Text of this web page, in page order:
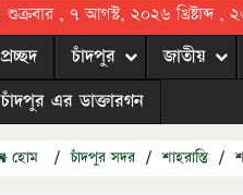
শুক্রবার , ৭ আগস্ট, ২০২৬ খ্রিষ্টাব্দ ,
প্রচ্ছদ চাঁদপুর জাতীয়
চাঁদপুর এর ডাক্তারগন
হোম / চাঁদপুর সদর / শাহরাস্তি /